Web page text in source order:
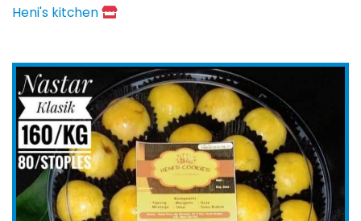
Heni's kitchen